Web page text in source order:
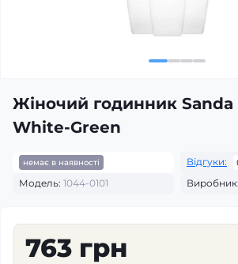
Жіночий годинник Sanda
White-Green
немає в наявності Відгуки:
Модель: 1044-0101 Виробник:
763 грн